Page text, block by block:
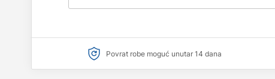
Povrat robe moguć unutar 14 dana